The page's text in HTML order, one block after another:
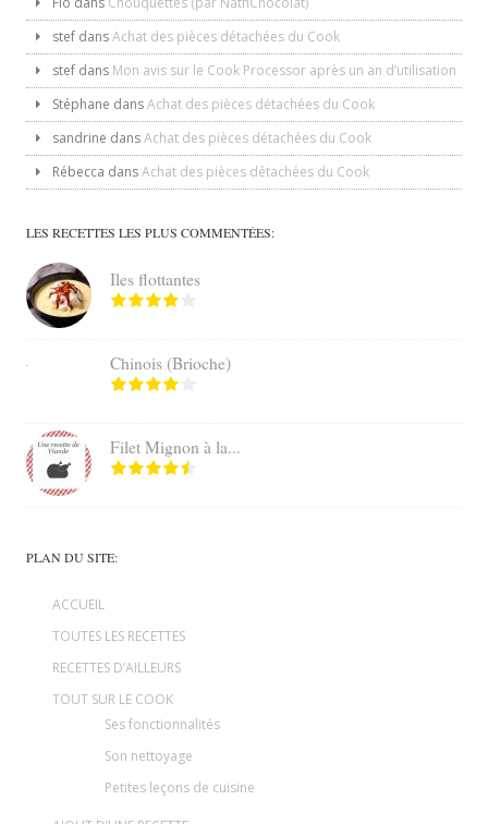
stef dansAchat des pièces détachées du Cook
stef dans Mon avis sur le Cook Processor après un an d’utilisation
Stéphane dansAchat des pièces détachées du Cook
sandrine dansAchat des pièces détachées du Cook
Rébecca dansAchat des pièces détachées du Cook
LES RECETTES LES PLUS COMMENTÉES:
Iles flottantes
Chinois (Brioche)
Filet Mignon à la...
PLAN DU SITE:
ACCUEIL
TOUTES LES RECETTES
RECETTES D’AILLEURS
TOUT SUR LE COOK
Ses fonctionnalités
Son nettoyage
Petites leçons de cuisine